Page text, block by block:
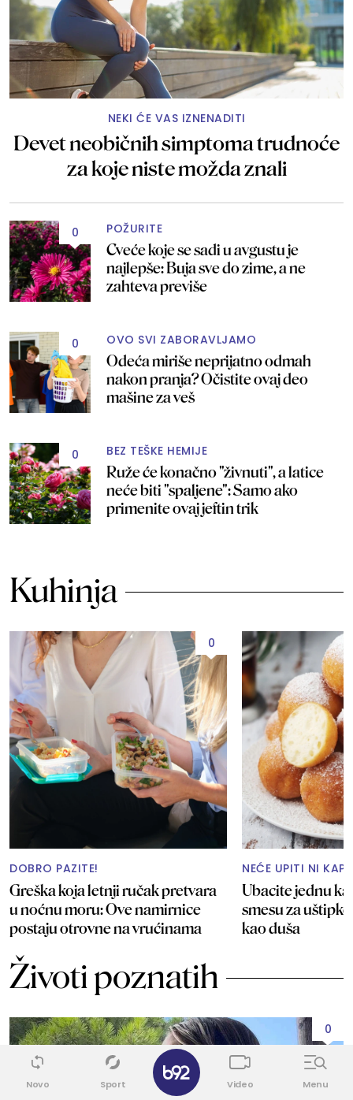
NEKI ĆE VAS IZNENADITI
Devet neobičnih simptoma trudnoće
za koje niste možda znali
0 POŽURITE
Cveće koje se sadi u avgustu je
najlepše: Buja sve do zime, a ne
zahteva previše
0 OVO SVI ZABORAVLJAMO
Odeća miriše neprijatno odmah
nakon pranja? Očistite ovaj deo
mašine za veš
0 BEZ TEŠKE HEMIJE
Ruže će konačno "živnuti", a latice
neće biti "spaljene": Samo ako
primenite ovaj jeftin trik
Kuhinja
0
DOBRO PAZITE!
Greška koja letnji ručak pretvara
u noćnu moru: Ove namirnice
postaju otrovne na vrućinama
NEĆE UPITI NI KAP
Ubacite jednu
smesu za
kao duša
Životi poznatih
0
Novo Sport Video Menu
✕